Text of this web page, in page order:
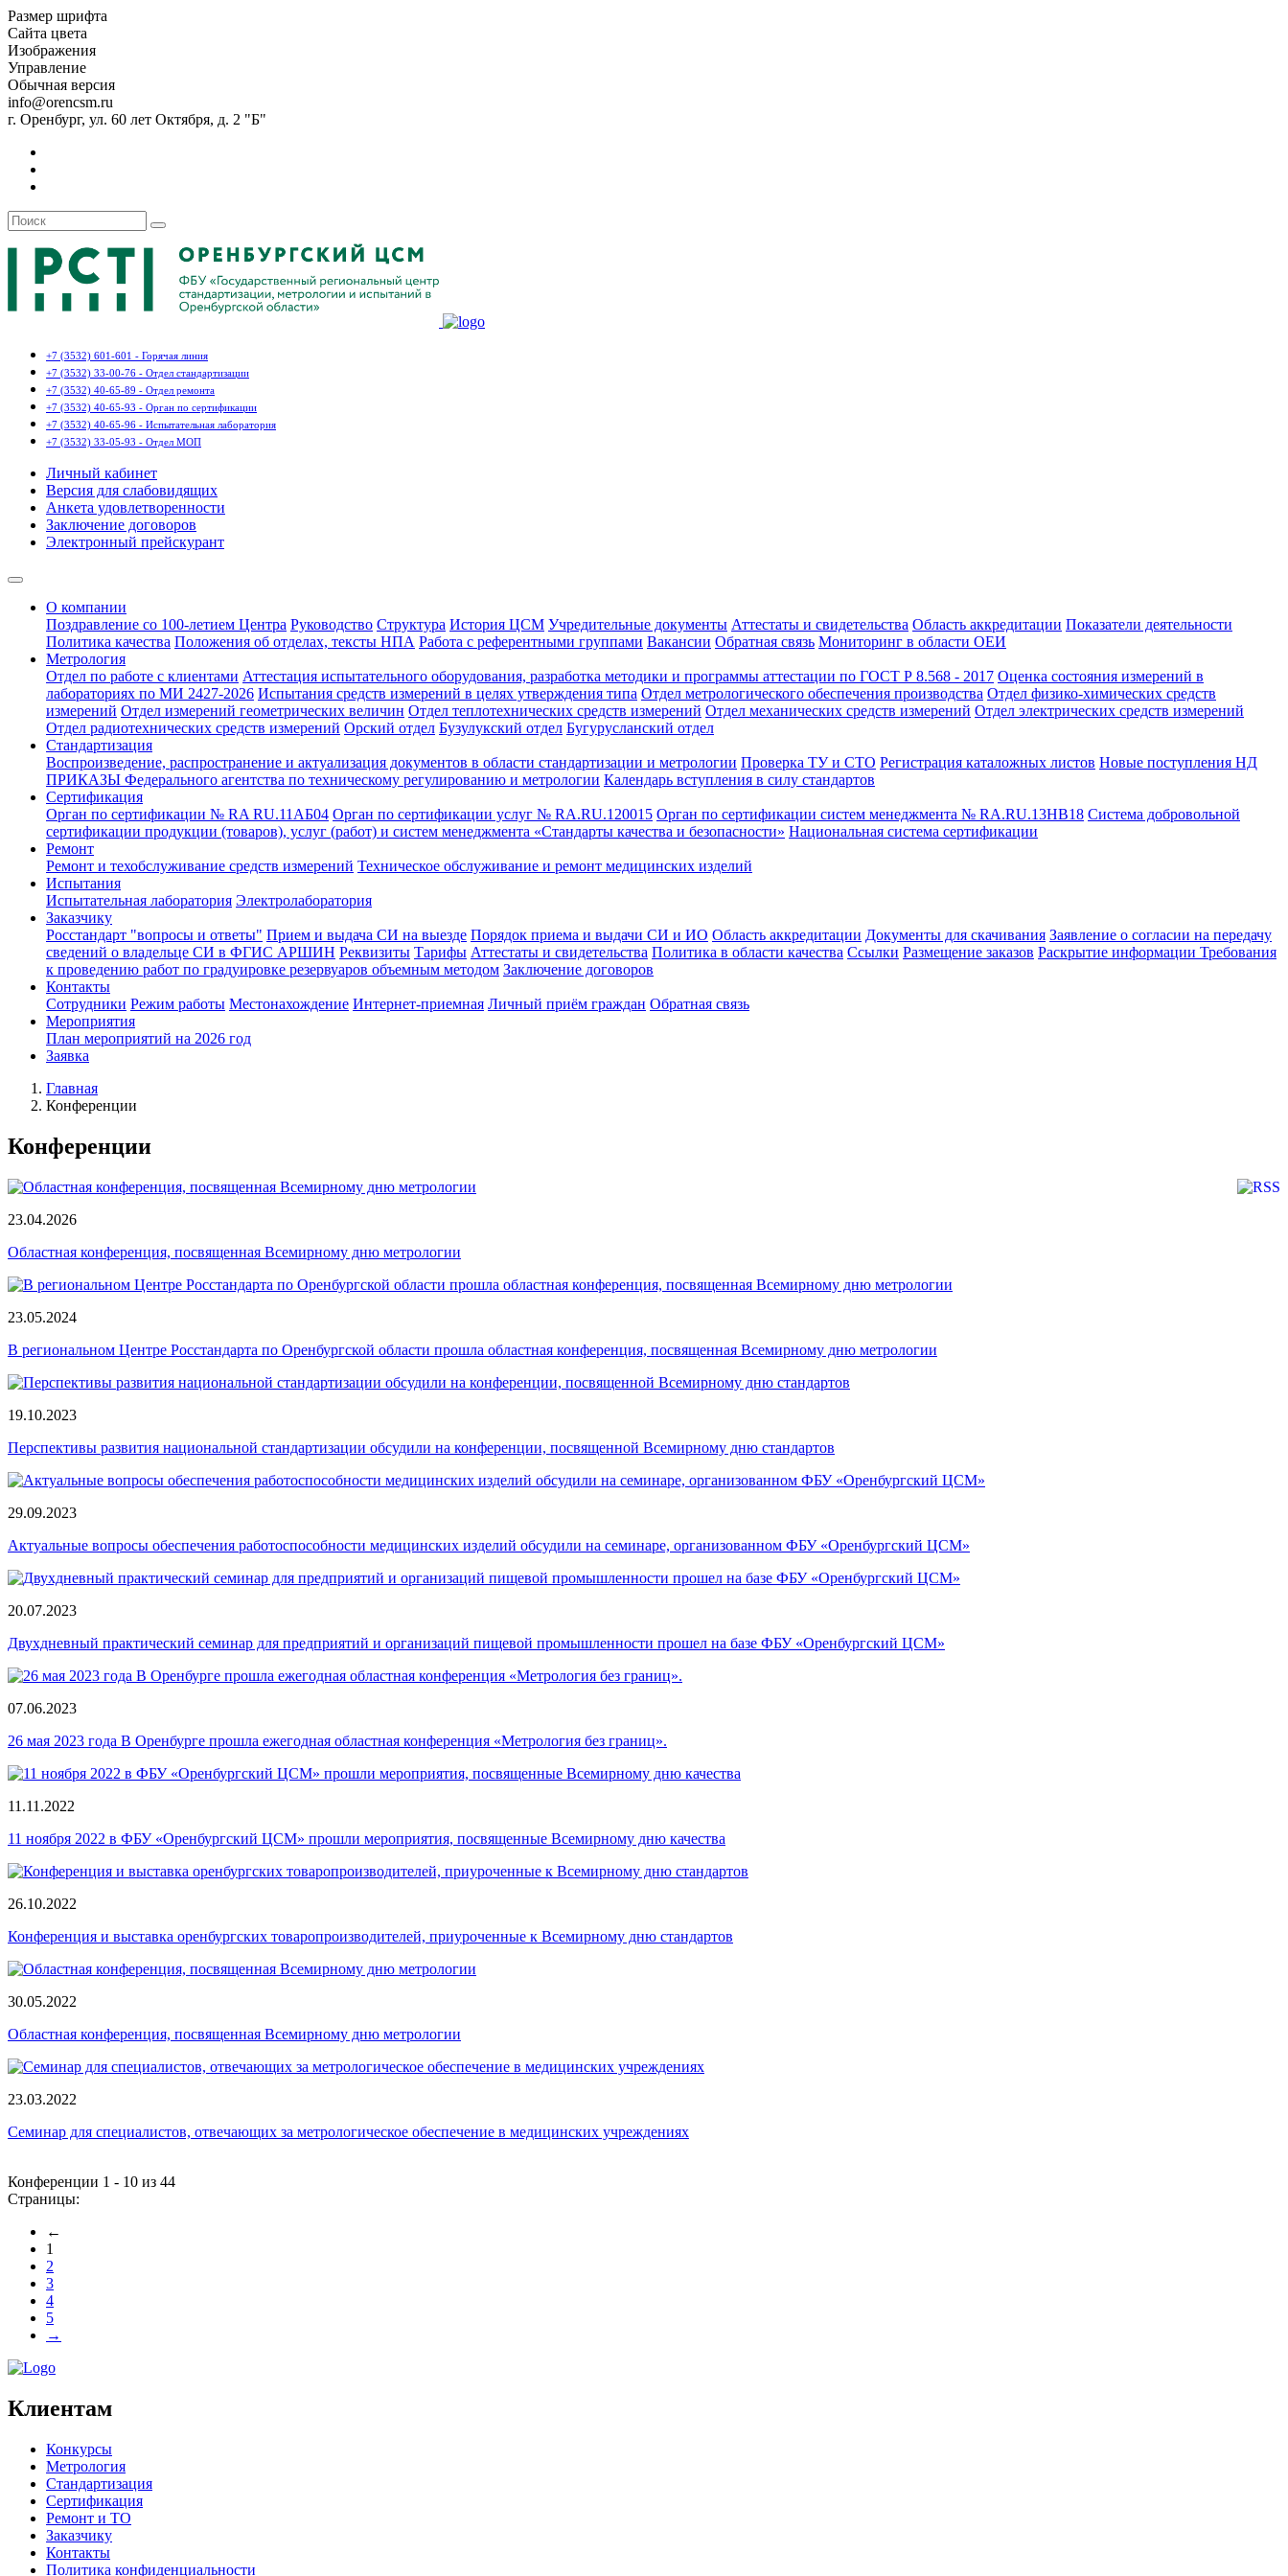
Размер шрифта
Сайта цвета
Изображения
Управление
Обычная версия
info@orencsm.ru
г. Оренбург, ул. 60 лет Октября, д. 2 "Б"
+7 (3532) 601-601 - Горячая линия
+7 (3532) 33-00-76 - Отдел стандартизации
+7 (3532) 40-65-89 - Отдел ремонта
+7 (3532) 40-65-93 - Орган по сертификации
+7 (3532) 40-65-96 - Испытательная лаборатория
+7 (3532) 33-05-93 - Отдел МОП
Личный кабинет
Версия для слабовидящих
Анкета удовлетворенности
Заключение договоров
Электронный прейскурант
О компании
Поздравление со 100-летием Центра Руководство Структура История ЦСМ Учредительные документы Аттестаты и свидетельства Область аккредитации Показатели деятельности
Политика качества Положения об отделах, тексты НПА Работа с референтными группами Вакансии Обратная связь Мониторинг в области ОЕИ
Метрология
Отдел по работе с клиентами Аттестация испытательного оборудования, разработка методики и программы аттестации по ГОСТ Р 8.568 - 2017 Оценка состояния измерений в
лабораториях по МИ 2427-2026 Испытания средств измерений в целях утверждения типа Отдел метрологического обеспечения производства Отдел физико-химических средств
измерений Отдел измерений геометрических величин Отдел теплотехнических средств измерений Отдел механических средств измерений Отдел электрических средств измерений
Отдел радиотехнических средств измерений Орский отдел Бузулукский отдел Бугурусланский отдел
Стандартизация
Воспроизведение, распространение и актуализация документов в области стандартизации и метрологии Проверка ТУ и СТО Регистрация каталожных листов Новые поступления НД
ПРИКАЗЫ Федерального агентства по техническому регулированию и метрологии Календарь вступления в силу стандартов
Сертификация
Орган по сертификации № RA RU.11АБ04 Орган по сертификации услуг № RA.RU.120015 Орган по сертификации систем менеджмента № RA.RU.13HB18 Система добровольной
сертификации продукции (товаров), услуг (работ) и систем менеджмента «Стандарты качества и безопасности» Национальная система сертификации
Ремонт
Ремонт и техобслуживание средств измерений Техническое обслуживание и ремонт медицинских изделий
Испытания
Испытательная лаборатория Электролаборатория
Заказчику
Росстандарт "вопросы и ответы" Прием и выдача СИ на выезде Порядок приема и выдачи СИ и ИО Область аккредитации Документы для скачивания Заявление о согласии на передачу
сведений о владельце СИ в ФГИС АРШИН Реквизиты Тарифы Аттестаты и свидетельства Политика в области качества Ссылки Размещение заказов Раскрытие информации Требования
к проведению работ по градуировке резервуаров объемным методом Заключение договоров
Контакты
Сотрудники Режим работы Местонахождение Интернет-приемная Личный приём граждан Обратная связь
Мероприятия
План мероприятий на 2026 год
Заявка
Главная
Конференции
Конференции
23.04.2026
Областная конференция, посвященная Всемирному дню метрологии
23.05.2024
В региональном Центре Росстандарта по Оренбургской области прошла областная конференция, посвященная Всемирному дню метрологии
19.10.2023
Перспективы развития национальной стандартизации обсудили на конференции, посвященной Всемирному дню стандартов
29.09.2023
Актуальные вопросы обеспечения работоспособности медицинских изделий обсудили на семинаре, организованном ФБУ «Оренбургский ЦСМ»
20.07.2023
Двухдневный практический семинар для предприятий и организаций пищевой промышленности прошел на базе ФБУ «Оренбургский ЦСМ»
07.06.2023
26 мая 2023 года В Оренбурге прошла ежегодная областная конференция «Метрология без границ».
11.11.2022
11 ноября 2022 в ФБУ «Оренбургский ЦСМ» прошли мероприятия, посвященные Всемирному дню качества
26.10.2022
Конференция и выставка оренбургских товаропроизводителей, приуроченные к Всемирному дню стандартов
30.05.2022
Областная конференция, посвященная Всемирному дню метрологии
23.03.2022
Семинар для специалистов, отвечающих за метрологическое обеспечение в медицинских учреждениях
Конференции 1 - 10 из 44
Страницы:
←
1
2
3
4
5
→
Клиентам
Конкурсы
Метрология
Стандартизация
Сертификация
Ремонт и ТО
Заказчику
Контакты
Политика конфиденциальности